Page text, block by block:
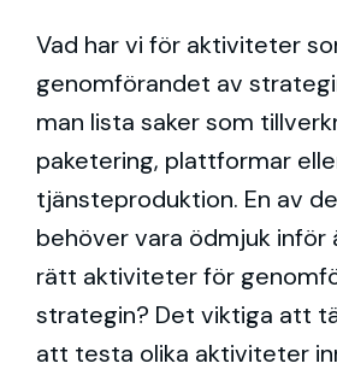
Vad har vi för aktiviteter
genomförandet av
man lista saker som
paketering, plattformar
tjänsteproduktion. En av
behöver vara ödmjuk inför
rätt aktiviteter för
strategin? Det viktiga att
att testa olika aktiviteter